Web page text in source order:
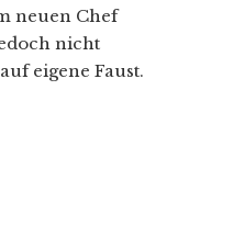
neuen Chef
nicht
eigene Faust.